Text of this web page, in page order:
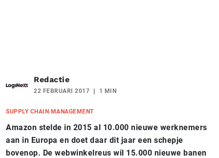
Redactie
22 FEBRUARI 2017 1 MIN
SUPPLY CHAIN MANAGEMENT
Amazon stelde in 2015 al 10.000 nieuwe werknemers
aan in Europa en doet daar dit jaar een schepje
bovenop. De webwinkelreus wil 15.000 nieuwe banen